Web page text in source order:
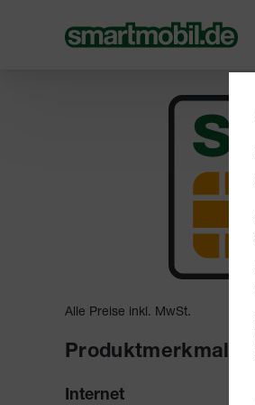
Alle Preise inkl. MwSt.
Produktmerkmale
Internet